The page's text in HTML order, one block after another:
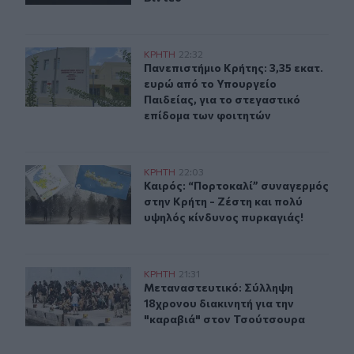
Πανεπιστήμιο Κρήτης: 3,35 εκατ. ευρώ από το
ΚΡΗΤΗ 22:32
Πανεπιστήμιο Κρήτης: 3,35 εκατ.
Πανεπιστήμιο Κρήτης: 3,35 εκατ.
ευρώ από το Υπουργείο
Παιδείας, για το στεγαστικό
επίδομα των φοιτητών
Καιρός: “Πορτοκαλί” συναγερμός στην Κρήτη - Ζέστη
ΚΡΗΤΗ 22:03
Καιρός: “Πορτοκαλί” συναγερμός
Καιρός: “Πορτοκαλί” συναγερμός
στην Κρήτη - Ζέστη και πολύ
υψηλός κίνδυνος πυρκαγιάς!
Μεταναστευτικό: Σύλληψη 18χρονου διακινητή για
ΚΡΗΤΗ 21:31
Μεταναστευτικό: Σύλληψη
Μεταναστευτικό: Σύλληψη
18χρονου διακινητή για την
"καραβιά" στον Τσούτσουρα